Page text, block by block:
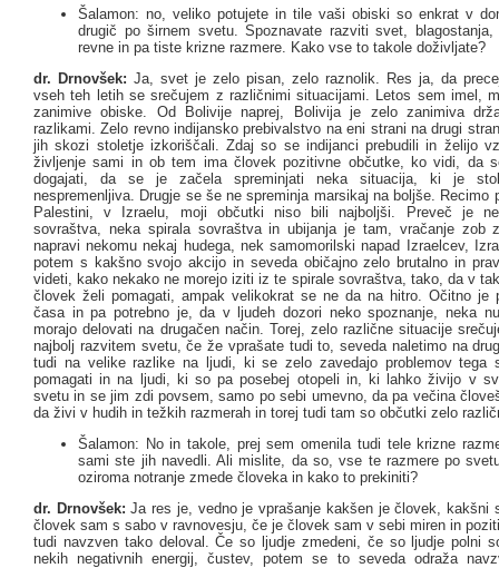
Šalamon: no, veliko potujete in tile vaši obiski so enkrat v
drugič po širnem svetu. Spoznavate razviti svet, blagostanja,
revne in pa tiste krizne razmere. Kako vse to takole doživljate?
dr. Drnovšek: Ja, svet je zelo pisan, zelo raznolik. Res ja, da
vseh teh letih se srečujem z različnimi situacijami. Letos sem imel,
zanimive obiske. Od Bolivije naprej, Bolivija je zelo zanimiva
razlikami. Zelo revno indijansko prebivalstvo na eni strani na drugi
jih skozi stoletje izkoriščali. Zdaj so se indijanci prebudili in želijo
življenje sami in ob tem ima človek pozitivne občutke, ko vidi, da
dogajati, da se je začela spreminjati neka situacija, ki je
nespremenljiva. Drugje se še ne spreminja marsikaj na boljše. Recimo
Palestini, v Izraelu, moji občutki niso bili najboljši. Preveč je
sovraštva, neka spirala sovraštva in ubijanja je tam, vračanje zob
napravi nekomu nekaj hudega, nek samomorilski napad Izraelcev,
potem s kakšno svojo akcijo in seveda običajno zelo brutalno in
videti, kako nekako ne morejo iziti iz te spirale sovraštva, tako, da v
človek želi pomagati, ampak velikokrat se ne da na hitro. Očitno je
časa in pa potrebno je, da v ljudeh dozori neko spoznanje, neka
morajo delovati na drugačen način. Torej, zelo različne situacije
najbolj razvitem svetu, če že vprašate tudi to, seveda naletimo na
tudi na velike razlike na ljudi, ki se zelo zavedajo problemov tega
pomagati in na ljudi, ki so pa posebej otopeli in, ki lahko živijo v
svetu in se jim zdi povsem, samo po sebi umevno, da pa večina
da živi v hudih in težkih razmerah in torej tudi tam so občutki zelo
Šalamon: No in takole, prej sem omenila tudi tele krizne
sami ste jih navedli. Ali mislite, da so, vse te razmere po
oziroma notranje zmede človeka in kako to prekiniti?
dr. Drnovšek:Ja res je, vedno je vprašanje kakšen je človek, kakšni
človek sam s sabo v ravnovesju, če je človek sam v sebi miren in
tudi navzven tako deloval. Če so ljudje zmedeni, če so ljudje polni
nekih negativnih energij, čustev, potem se to seveda odraža